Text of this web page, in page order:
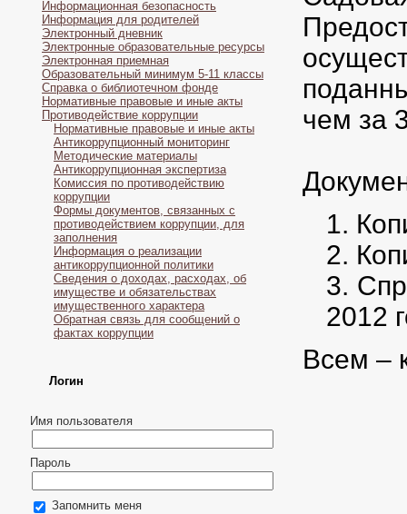
Информационная безопасность
Информация для родителей
Электронный дневник
Электронные образовательные ресурсы
Электронная приемная
Образовательный минимум 5-11 классы
Справка о библиотечном фонде
Нормативные правовые и иные акты
Противодействие коррупции
Нормативные правовые и иные акты
Антикоррупционный мониторинг
Методические материалы
Антикоррупционная экспертиза
Комиссия по противодействию
коррупции
Формы документов, связанных с
противодействием коррупции, для
заполнения
Информация о реализации
антикоррупционной политики
Сведения о доходах, расходах, об
имуществе и обязательствах
имущественного характера
Обратная связь для сообщений о
фактах коррупции
Логин
Имя пользователя
Пароль
Запомнить меня
чем за
2012
Всем –